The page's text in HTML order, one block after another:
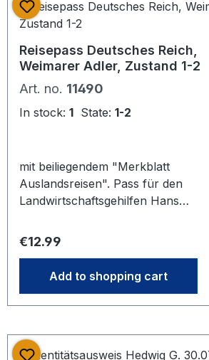
Reisepass Deutsches Reich,
Weimarer Adler, Zustand 1-2
Art. no. 11490
In stock: 1 State: 1-2
mit beiliegendem "Merkblatt
Auslandsreisen". Pass für den
Landwirtschaftsgehilfen Hans
sehr große, detaillierte Stempel des
Regular price:
€12.99
Add to shopping cart